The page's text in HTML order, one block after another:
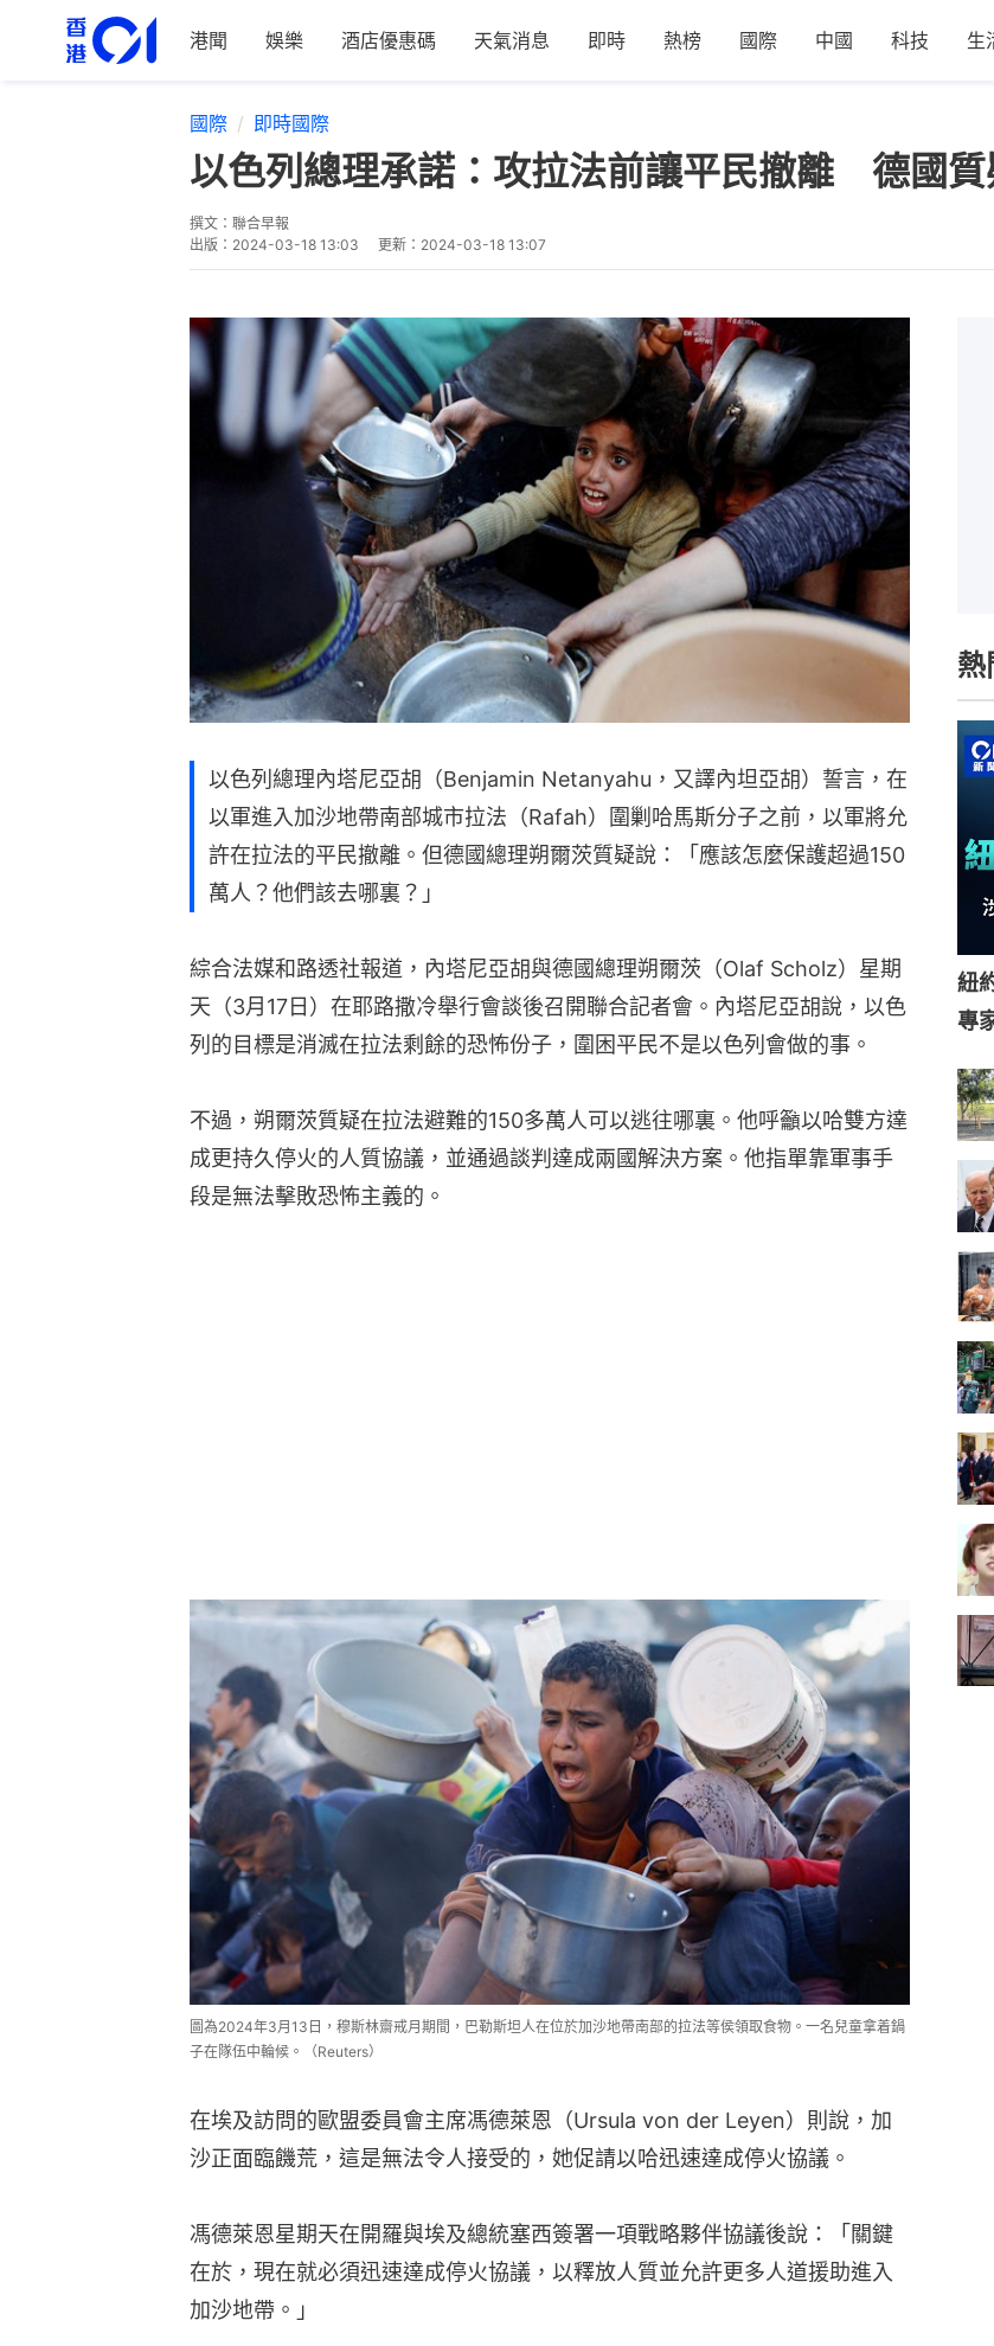
港聞 娛樂 酒店優惠碼 天氣消息 即時 熱榜 國際 中國 科技 生
國際 即時國際
以色列總理承諾：攻拉法前讓平民撤離 德國
撰文： 聯合早報
出版： 2024-03-18 13:03 更新： 2024-03-18 13:07
以色列總理內塔尼亞胡（Benjamin Netanyahu，又譯內坦亞胡）誓言，在
以軍進入加沙地帶南部城市拉法（Rafah）圍剿哈馬斯分子之前，以軍將允
許在拉法的平民撤離。但德國總理朔爾茨質疑說：「應該怎麼保護超過150
萬人？他們該去哪裏？」
綜合法媒和路透社報道，內塔尼亞胡與德國總理朔爾茨（Olaf Scholz）星期
天（3月17日）在耶路撒冷舉行會談後召開聯合記者會。內塔尼亞胡說，以色
列的目標是消滅在拉法剩餘的恐怖份子，圍困平民不是以色列會做的事。
不過，朔爾茨質疑在拉法避難的150多萬人可以逃往哪裏。他呼籲以哈雙方達
成更持久停火的人質協議，並通過談判達成兩國解決方案。他指單靠軍事手
段是無法擊敗恐怖主義的。
圖為2024年3月13日，穆斯林齋戒月期間，巴勒斯坦人在位於加沙地帶南部的拉法等侯領取食物。一名兒童拿着鍋
子在隊伍中輪候。（Reuters）
在埃及訪問的歐盟委員會主席馮德萊恩（Ursula von der Leyen）則說，加
沙正面臨饑荒，這是無法令人接受的，她促請以哈迅速達成停火協議。
馮德萊恩星期天在開羅與埃及總統塞西簽署一項戰略夥伴協議後說：「關鍵
在於，現在就必須迅速達成停火協議，以釋放人質並允許更多人道援助進入
加沙地帶。」
熱
紐
專